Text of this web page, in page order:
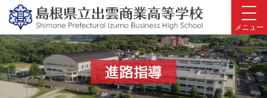
このページの本文へ
メニュー
進路指導